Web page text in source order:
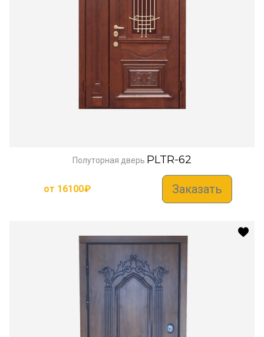
Полуторная дверь PLTR-62
от 16100₽ Заказать